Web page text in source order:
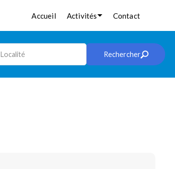
Accueil Activités Contact
Localité Rechercher